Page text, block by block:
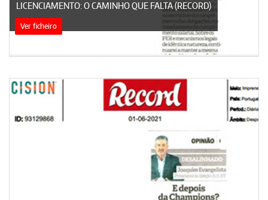
LICENCIAMENTO: O CAMINHO QUE FALTA (RECORD)
Ver ficheiro